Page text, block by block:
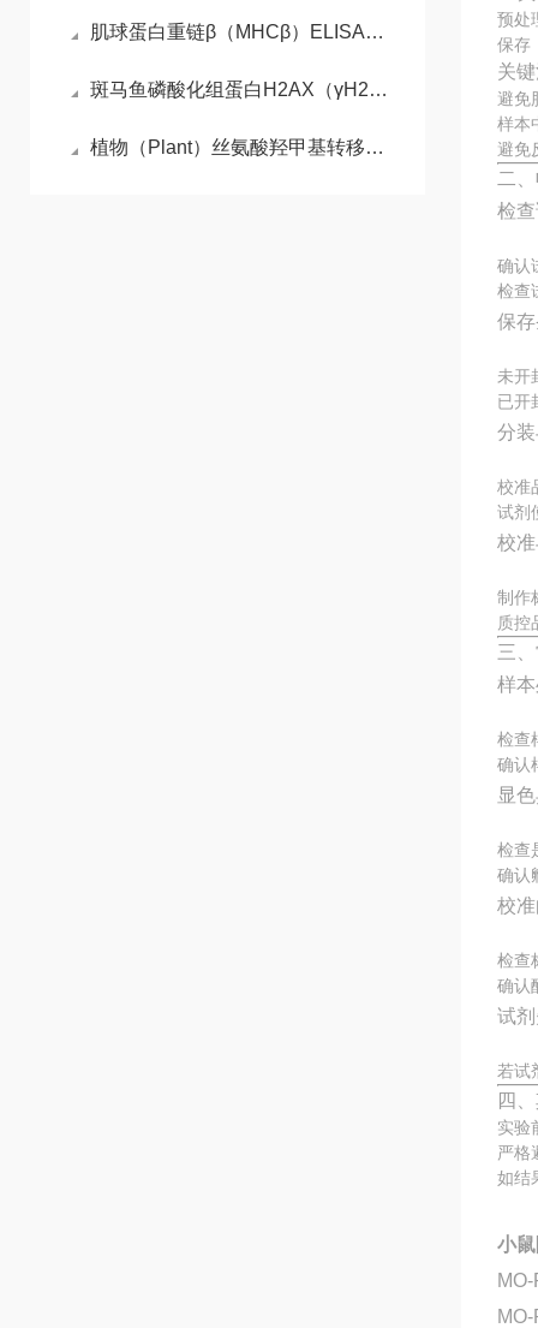
肌球蛋白重链β（MHCβ）ELISA检测试剂盒
斑马鱼磷酸化组蛋白H2AX（γH2AX）ELISA检测试剂盒的工作原理
植物（Plant）丝氨酸羟甲基转移酶（SHMT） ELISA检测试剂盒说明书
预处
保存
关
避免
样本
避免
二
检
确认
检查
保
未开
已开
分
校准
试剂
校
制作
质控
三
样
检查
确认
显
检查
确认
校
检查
确认
试
若试
四
实验
严格
如结
小